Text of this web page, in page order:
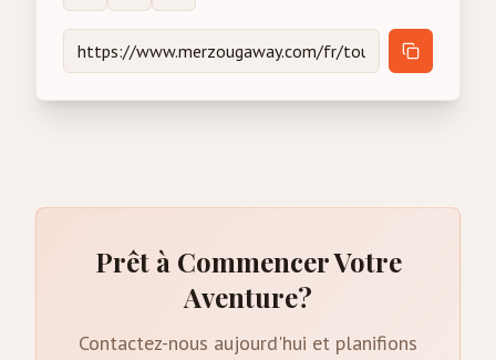
Prêt à Commencer Votre
Aventure?
Contactez-nous aujourd'hui et planifions